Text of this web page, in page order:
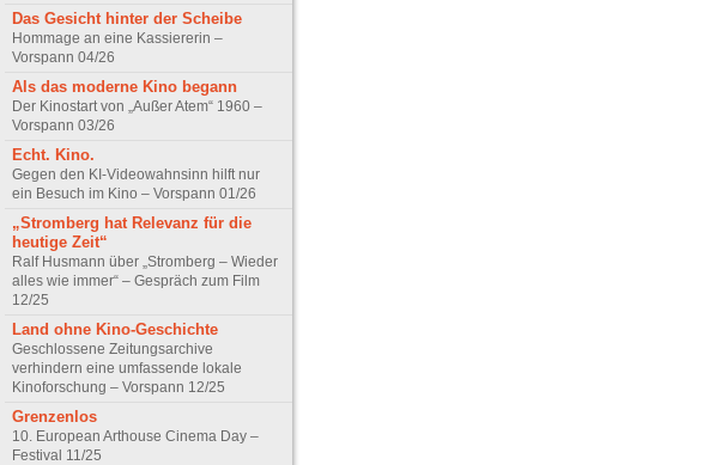
Das Gesicht hinter der Scheibe
Hommage an eine Kassiererin –
Vorspann 04/26
Als das moderne Kino begann
Der Kinostart von „Außer Atem“ 1960 –
Vorspann 03/26
Echt. Kino.
Gegen den KI-Videowahnsinn hilft nur
ein Besuch im Kino – Vorspann 01/26
„Stromberg hat Relevanz für die
heutige Zeit“
Ralf Husmann über „Stromberg – Wieder
alles wie immer“ – Gespräch zum Film
12/25
Land ohne Kino-Geschichte
Geschlossene Zeitungsarchive
verhindern eine umfassende lokale
Kinoforschung – Vorspann 12/25
Grenzenlos
10. European Arthouse Cinema Day –
Festival 11/25